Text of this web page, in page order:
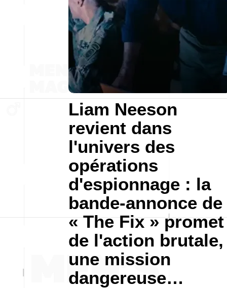
Liam Neeson
revient dans
l'univers des
opérations
d'espionnage : la
bande-annonce de
« The Fix » promet
de l'action brutale,
une mission
dangereuse…